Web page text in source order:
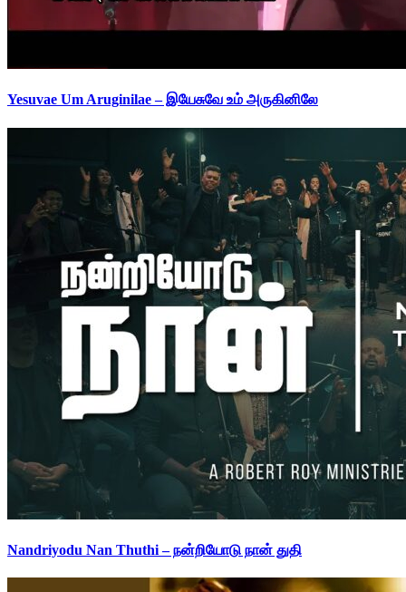
Yesuvae Um Aruginilae – இயேசுவே உம் அருகினிலே
Nandriyodu Nan Thuthi – நன்றியோடு நான் துதி